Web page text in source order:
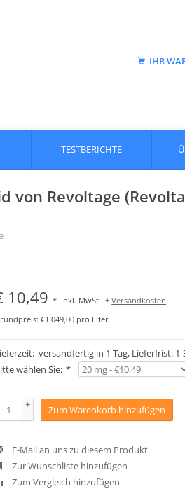
IHR
TESTBERICHTE
von Revoltage
10,49* Inkl. MwSt. +Versandkosten
€1.049,00 pro Liter
versandfertig in 1 Tag, Lieferfrist:
wählen Sie: *
+
- Zum Warenkorb hinzufügen
E-Mail an uns zu diesem Produkt
Zur Wunschliste hinzufügen
Zum Vergleich hinzufügen